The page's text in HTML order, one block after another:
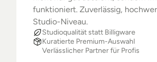
funktioniert. Zuverlässig,
Studio-Niveau.
Studioqualität statt Billigware
Kuratierte Premium-Auswahl
Verlässlicher Partner für Profis